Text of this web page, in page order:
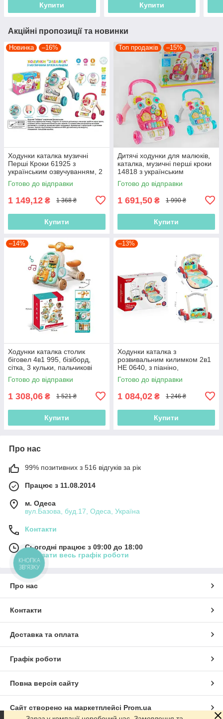
Купити Купити
Акційні пропозиції та новинки
Новинка –16%
Ходунки каталка музичні
Перші Кроки 61925 з
українським озвучуванням, 2
кольори, 3D-підсвітка, пісні,
мелодії
Готово до відправки
1 149,12 ₴ 1 368 ₴
Купити
Топ продажів –15%
Дитячі ходунки для малюків,
каталка, музичні перші кроки
14818 з українським
озвучуванням (2 кольори)
Готово до відправки
1 691,50 ₴ 1 990 ₴
Купити
–14%
Ходунки каталка столик
біговел 4в1 995, бізіборд,
сітка, 3 кульки, пальчикові
ігри, рухомі шестерні
Готово до відправки
1 308,06 ₴ 1 521 ₴
Купити
–13%
Ходунки каталка з
розвивальним килимком 2в1
НЕ 0640, з піаніно,
мелодіями, підсвіткою,
брязкальцями
Готово до відправки
1 084,02 ₴ 1 246 ₴
Купити
Про нас
99% позитивних з 516 відгуків за рік
Працює з 11.08.2014
м. Одеса
вул.Базова, буд.17, Одеса, Україна
Контакти
Сьогодні працює з 09:00 до 18:00
Показати весь графік роботи
Про нас
Контакти
Доставка та оплата
Графік роботи
Повна версія сайту
Сайт створено на маркетплейсі Prom.ua
КНОПКА
ЗВ'ЯЗКУ